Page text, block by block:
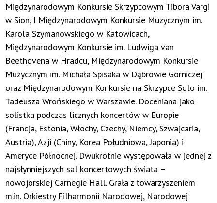
Międzynarodowym Konkursie Skrzypcowym Tibora Vargi
w Sion, I Międzynarodowym Konkursie Muzycznym im.
Karola Szymanowskiego w Katowicach,
Międzynarodowym Konkursie im. Ludwiga van
Beethovena w Hradcu, Międzynarodowym Konkursie
Muzycznym im. Michała Spisaka w Dąbrowie Górniczej
oraz Międzynarodowym Konkursie na Skrzypce Solo im.
Tadeusza Wrońskiego w Warszawie. Doceniana jako
solistka podczas licznych koncertów w Europie
(Francja, Estonia, Włochy, Czechy, Niemcy, Szwajcaria,
Austria), Azji (Chiny, Korea Południowa, Japonia) i
Ameryce Północnej. Dwukrotnie występowała w jednej z
najsłynniejszych sal koncertowych świata –
nowojorskiej Carnegie Hall. Grała z towarzyszeniem
m.in. Orkiestry Filharmonii Narodowej, Narodowej